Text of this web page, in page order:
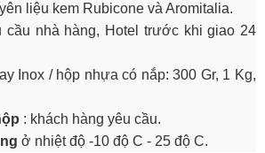
liệu kem Rubicone và Aromitalia.
cầu nhà hàng, Hotel trước khi giao 24
Inox / hộp nhựa có nắp: 300 Gr, 1 Kg,
: khách hàng yêu cầu.
ở nhiệt độ -10 độ C - 25 độ C.